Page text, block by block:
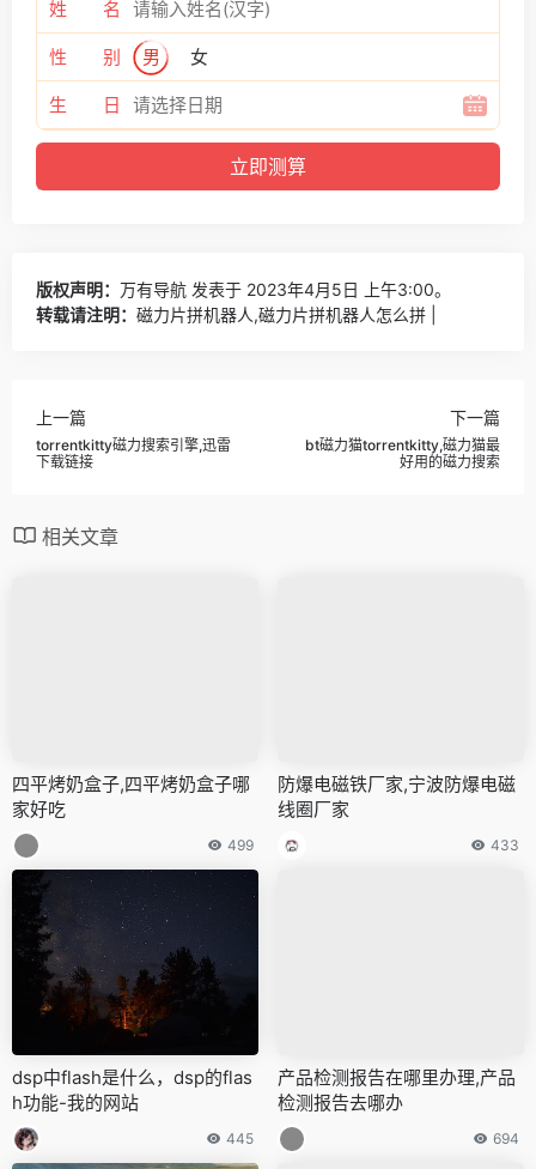
姓 名
性 别 男 女
生 日
版权声明： 万有导航 发表于 2023年4月5日 上午3:00。
转载请注明： 磁力片拼机器人,磁力片拼机器人怎么拼 |
上一篇
torrentkitty磁力搜索引擎,迅雷
下载链接
下一篇
bt磁力猫torrentkitty,磁力猫最
好用的磁力搜索
相关文章
四平烤奶盒子,四平烤奶盒子哪
家好吃
499
防爆电磁铁厂家,宁波防爆电磁
线圈厂家
433
dsp中flash是什么，dsp的flas
h功能-我的网站
445
产品检测报告在哪里办理,产品
检测报告去哪办
694